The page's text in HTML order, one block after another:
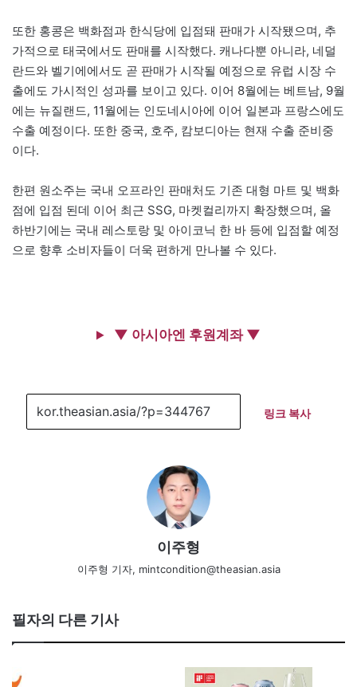
또한 홍콩은 백화점과 한식당에 입점돼 판매가 시작됐으며, 추
가적으로 태국에서도 판매를 시작했다. 캐나다뿐 아니라, 네덜
란드와 벨기에에서도 곧 판매가 시작될 예정으로 유럽 시장 수
출에도 가시적인 성과를 보이고 있다. 이어 8월에는 베트남, 9월
에는 뉴질랜드, 11월에는 인도네시아에 이어 일본과 프랑스에도
수출 예정이다. 또한 중국, 호주, 캄보디아는 현재 수출 준비중
이다.
한편 원소주는 국내 오프라인 판매처도 기존 대형 마트 및 백화
점에 입점 된데 이어 최근 SSG, 마켓컬리까지 확장했으며, 올
하반기에는 국내 레스토랑 및 아이코닉 한 바 등에 입점할 예정
으로 향후 소비자들이 더욱 편하게 만나볼 수 있다.
▼ 아시아엔 후원계좌 ▼
링크 복사
이주형
이주형 기자, mintcondition@theasian.asia
필자의 다른 기사